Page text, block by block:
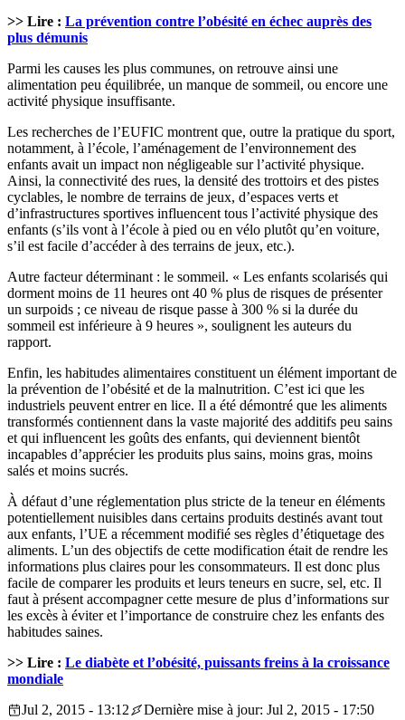
>> Lire : La prévention contre l’obésité en échec auprès des
plus démunis
Parmi les causes les plus communes, on retrouve ainsi une
alimentation peu équilibrée, un manque de sommeil, ou encore une
activité physique insuffisante.
Les recherches de l’EUFIC montrent que, outre la pratique du sport,
notamment, à l’école, l’aménagement de l’environnement des
enfants avait un impact non négligeable sur l’activité physique.
Ainsi, la connectivité des rues, la densité des trottoirs et des pistes
cyclables, le nombre de terrains de jeux, d’espaces verts et
d’infrastructures sportives influencent tous l’activité physique des
enfants (s’ils vont à l’école à pied ou en vélo plutôt qu’en voiture,
s’il est facile d’accéder à des terrains de jeux, etc.).
Autre facteur déterminant : le sommeil. « Les enfants scolarisés qui
dorment moins de 11 heures ont 40 % plus de risques de présenter
un surpoids ; ce niveau de risque passe à 300 % si la durée du
sommeil est inférieure à 9 heures », soulignent les auteurs du
rapport.
Enfin, les habitudes alimentaires constituent un élément important de
la prévention de l’obésité et de la malnutrition. C’est ici que les
industriels peuvent entrer en lice. Il a été démontré que les aliments
transformés contiennent dans la vaste majorité des additifs peu sains
et qui influencent les goûts des enfants, qui deviennent bientôt
incapables d’apprécier les produits plus sains, moins gras, moins
salés et moins sucrés.
À défaut d’une réglementation plus stricte de la teneur en éléments
potentiellement nuisibles dans certains produits destinés avant tout
aux enfants, l’UE a récemment modifié ses règles d’étiquetage des
aliments. L’un des objectifs de cette modification était de rendre les
informations plus claires pour les consommateurs. Il est donc plus
facile de comparer les produits et leurs teneurs en sucre, sel, etc. Il
faut à présent accompagner cette mesure de plus d’informations sur
les excès à éviter et l’importance de construire chez les enfants des
habitudes saines.
>> Lire : Le diabète et l’obésité, puissants freins à la croissance
mondiale
Jul 2, 2015 - 13:12
Dernière mise à jour: Jul 2, 2015 - 17:50